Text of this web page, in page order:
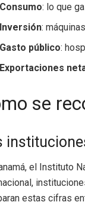
Consumo: lo que
Inversión:
Gasto público:
Exportaciones
se
el Instituto
estas cifras